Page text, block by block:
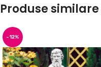
Produse similare
-12%